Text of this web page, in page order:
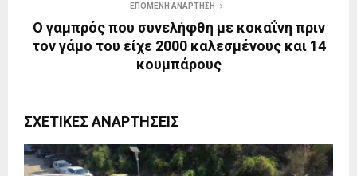
ΕΠΌΜΕΝΗ ΑΝΆΡΤΗΣΗ
Ο γαμπρός που συνελήφθη με κοκαΐνη πριν
τον γάμο του είχε 2000 καλεσμένους και 14
κουμπάρους
ΣΧΕΤΙΚΈΣ ΑΝΑΡΤΉΣΕΙΣ